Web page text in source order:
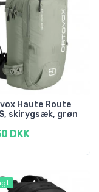
Haute Route
skirygsæk, grøn
DKK